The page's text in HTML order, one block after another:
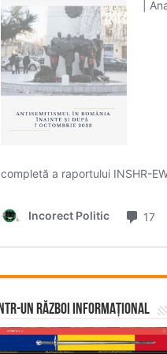
un RĂZBOI INFORMAȚIONAL